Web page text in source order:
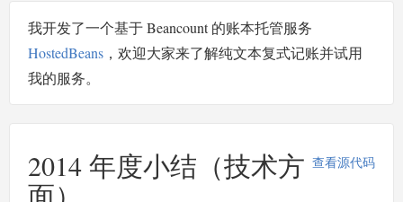
我开发了一个基于 Beancount 的账本托管服务
HostedBeans ，欢迎大家来了解纯文本复式记账并试用
我的服务。
查看源代码
2014 年度小结（技术方
面）